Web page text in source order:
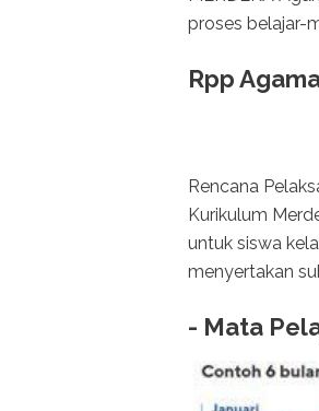
proses belajar-
Rpp
Rencana
Kurikulum
untuk siswa
menyertakan
- Mata